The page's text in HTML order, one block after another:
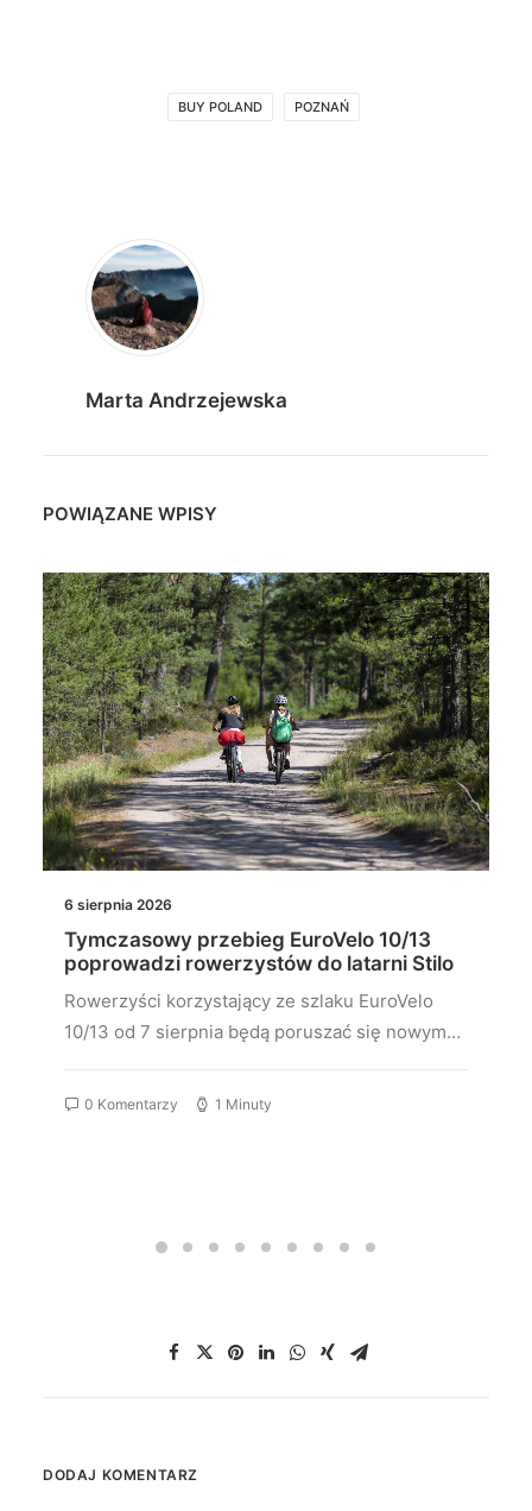
BUY POLAND POZNAŃ
Marta Andrzejewska
POWIĄZANE WPISY
6 sierpnia 2026
Tymczasowy przebieg EuroVelo 10/13
poprowadzi rowerzystów do latarni Stilo
Rowerzyści korzystający ze szlaku EuroVelo
10/13 od 7 sierpnia będą poruszać się nowym…
0 Komentarzy 1 Minuty
DODAJ KOMENTARZ